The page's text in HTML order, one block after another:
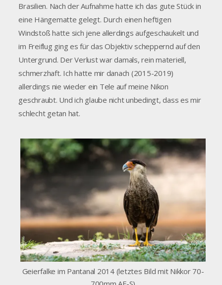
Brasilien. Nach der Aufnahme hatte ich das gute Stück in
eine Hängematte gelegt. Durch einen heftigen
Windstoß hatte sich jene allerdings aufgeschaukelt und
im Freiflug ging es für das Objektiv scheppernd auf den
Untergrund. Der Verlust war damals, rein materiell,
schmerzhaft. Ich hatte mir danach (2015-2019)
allerdings nie wieder ein Tele auf meine Nikon
geschraubt. Und ich glaube nicht unbedingt, dass es mir
schlecht getan hat.
Geierfalke im Pantanal 2014 (letztes Bild mit Nikkor 70-